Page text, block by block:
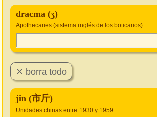
dracma (ʒ)
Apothecaries (sistema inglés de los boticarios)
jin (市斤)
Unidades chinas entre 1930 y 1959